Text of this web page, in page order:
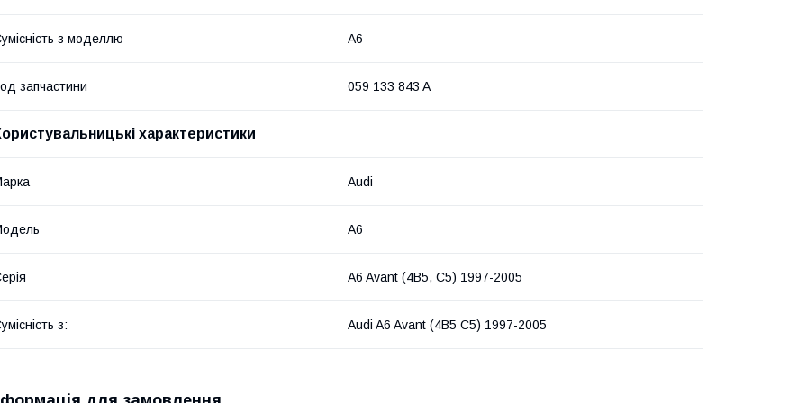
з моделлю A6
запчастини 059 133 843 A
характеристики
Audi
A6
A6 Avant (4B5, C5) 1997-2005
з: Audi A6 Avant (4B5 C5) 1997-2005